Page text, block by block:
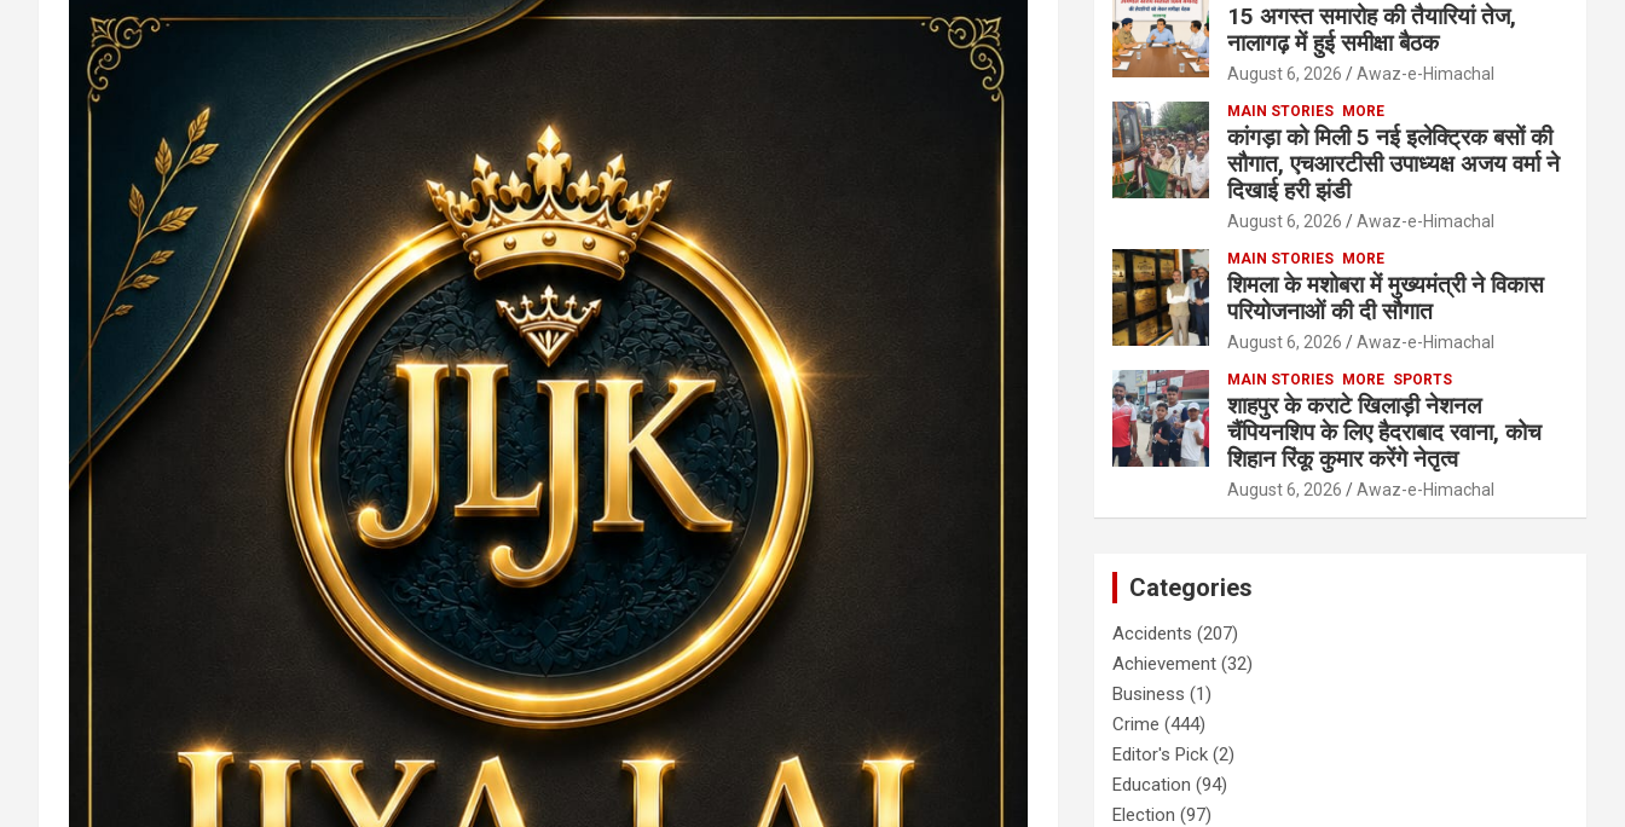
15 अगस्त समारोह की तैयारियां तेज,
नालागढ़ में हुई समीक्षा बैठक
August 6, 2026 Awaz-e-Himachal
MAIN STORIES MORE
कांगड़ा को मिली 5 नई इलेक्ट्रिक बसों की
सौगात, एचआरटीसी उपाध्यक्ष अजय वर्मा ने
दिखाई हरी झंडी
August 6, 2026 Awaz-e-Himachal
MAIN STORIES MORE
शिमला के मशोबरा में मुख्यमंत्री ने विकास
परियोजनाओं की दी सौगात
August 6, 2026 Awaz-e-Himachal
MAIN STORIES MORE SPORTS
शाहपुर के कराटे खिलाड़ी नेशनल
चैंपियनशिप के लिए हैदराबाद रवाना, कोच
शिहान रिंकू कुमार करेंगे नेतृत्व
August 6, 2026 Awaz-e-Himachal
Categories
Accidents (207)
Achievement (32)
Business (1)
Crime (444)
Editor's Pick (2)
Education (94)
Election (97)